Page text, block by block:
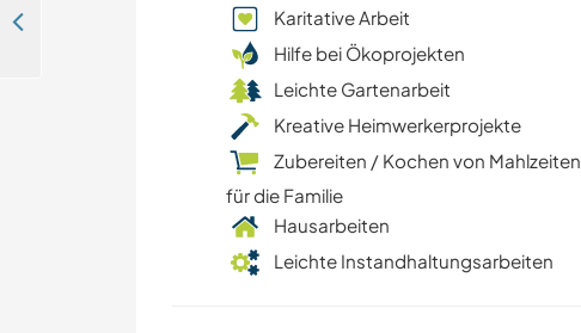
Karitative Arbeit
Hilfe bei Ökoprojekten
Leichte Gartenarbeit
Kreative Heimwerkerprojekte
Zubereiten / Kochen von Mahlzeiten
für die Familie
Hausarbeiten
Leichte Instandhaltungsarbeiten